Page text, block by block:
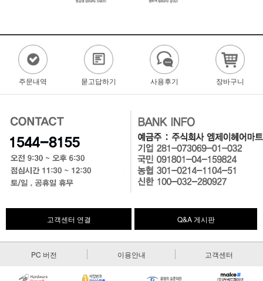
주문내역 묻고답하기 사용후기 장바구니
고객센터 연결 Q&A 게시판
PC 버전 이용안내 고객센터